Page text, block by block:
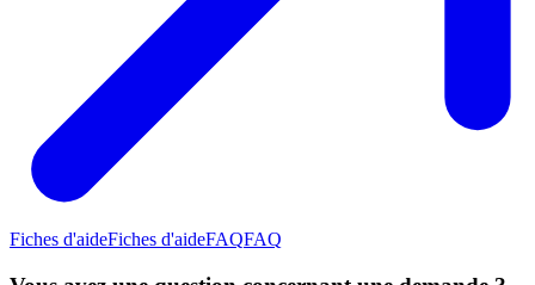
Fiches d'aideFiches d'aideFAQFAQ